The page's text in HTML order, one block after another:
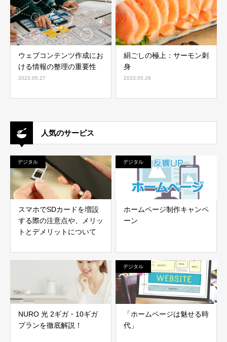
ウェブコンテンツ作成にお
ける情報の整理の重要性
2023.05.27
絹ごしの極上：サーモン刺
身
2023.05.26
人気のサービス
デジタル
スマホでSDカードを増設
する際の注意点や、メリッ
トとデメリットについて
デジタル
ホームページ制作キャンペ
ーン
NURO 光 2ギガ・10ギガ
プランを徹底解説！
デジタル
「ホームページは魅せる時
代」